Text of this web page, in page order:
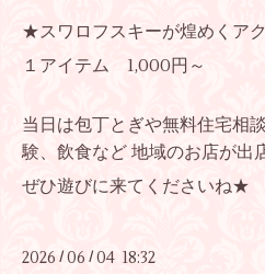
★スワロフスキーが煌めくア
１アイテム 1,000円～
当日は包丁とぎや無料住宅相
験、飲食など 地域のお店が出
ぜひ遊びに来てくださいね★
2026 / 06 / 04 18:32